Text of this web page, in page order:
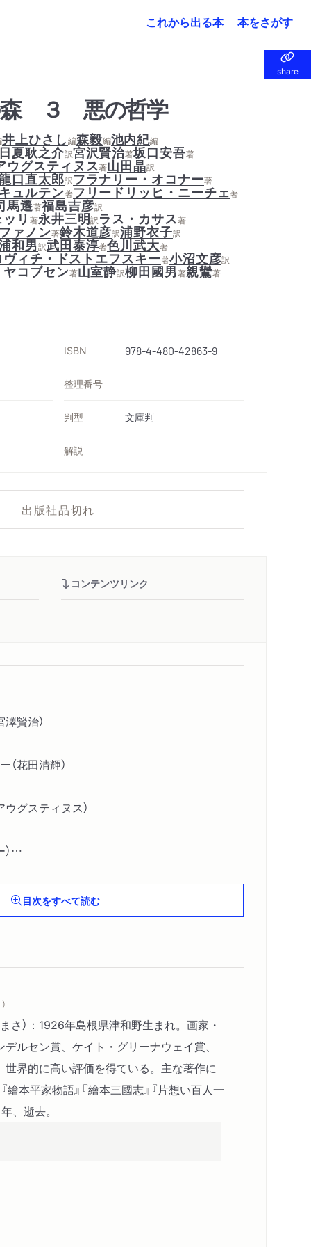
これから出る本 本をさがす
share
share
森 ３ 悪の哲学
井上ひさし編森毅編池内紀編
夏耿之介訳宮沢賢治著坂口安吾著
ウグスティヌス著山田晶訳
口直太郎訳フラナリー・オコナー著
ュルテン著フリードリッヒ・ニーチェ著
馬遷著福島吉彦訳
リ著永井三明訳ラス・カサス著
ァノン著鈴木道彦訳浦野衣子訳
和男訳武田泰淳著色川武大著
ィチ・ドストエフスキー著小沼文彦訳
コブセン著山室静訳柳田國男著親鸞著
ISBN 978-4-480-42863-9
整理番号
判型 文庫判
解説
出版社品切れ
コンテンツリンク
賢治）
花田清輝）
グスティヌス）
〕 目次をすべて読む
さ）：1926年島根県津和野生まれ。画家・
ルセン賞、ケイト・グリーナウェイ賞、
界的に高い評価を得ている。主な著作に
繪本平家物語』『繪本三國志』『片想い百人一
、逝去。